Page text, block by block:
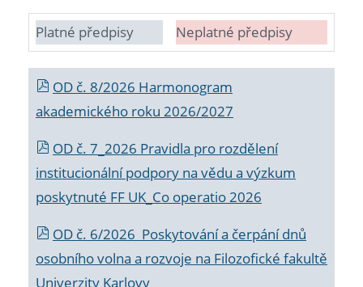
Platné předpisy Neplatné předpisy
OD č. 8/2026 Harmonogram
akademického roku 2026/2027
OD č. 7_2026 Pravidla pro rozdělení
institucionální podpory na vědu a výzkum
poskytnuté FF UK_Co operatio 2026
OD č. 6/2026 Poskytování a čerpání dnů
osobního volna a rozvoje na Filozofické fakultě
Univerzity Karlovy